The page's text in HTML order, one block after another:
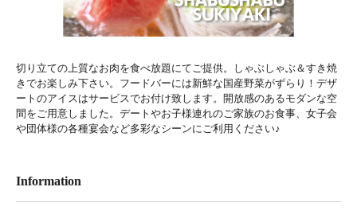
切り立ての上質なお肉を食べ放題にてご提供。しゃぶしゃぶ＆すき焼
きでお楽しみ下さい。フードバーには新鮮な国産野菜がずらり！デザ
ートのアイスはサービスでお付け致します。開放感のあるモダンな空
間をご用意しました。デートやお子様連れのご家族のお食事、女子会
や団体様の各種宴会など多彩なシーンにご利用ください♪
Information